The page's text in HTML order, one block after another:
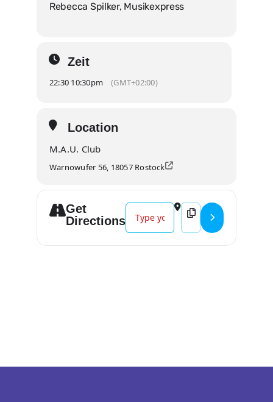
Rebecca Spilker, Musikexpress
Zeit
22:30 10:30pm (GMT+02:00)
Location
M.A.U. Club
Warnowufer 56, 18057 Rostock
Get
Directions
Address - PAVELO & SCHNELL
Destination Address -